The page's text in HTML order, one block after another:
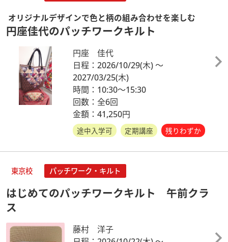
オリジナルデザインで色と柄の組み合わせを楽しむ
円座佳代のパッチワークキルト
円座 佳代
日程：2026/10/29(木)～
2027/03/25(木)
時間：10:30～15:30
回数：全6回
金額：41,250円
途中入学可 定期講座 残りわずか
東京校 パッチワーク・キルト
はじめてのパッチワークキルト 午前クラ
ス
藤村 洋子